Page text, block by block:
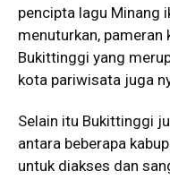
pencipta lagu Minang
menuturkan,
Bukittinggi yang
kota pariwisata juga
Selain itu Bukittinggi
antara beberapa
untuk diakses dan